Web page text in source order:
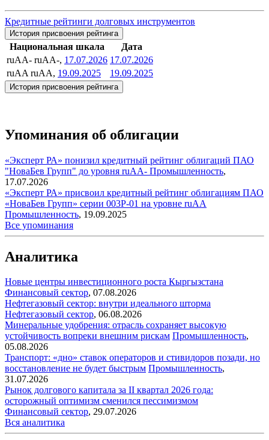
Кредитные рейтинги долговых инструментов
История присвоения рейтинга
Национальная шкала
Дата
ruAA- ruAA-, 17.07.2026 17.07.2026
ruAA ruAA, 19.09.2025 19.09.2025
История присвоения рейтинга
Упоминания об облигации
«Эксперт РА» понизил кредитный рейтинг облигаций ПАО
"НоваБев Групп" до уровня ruAA- Промышленность,
17.07.2026
«Эксперт РА» присвоил кредитный рейтинг облигациям ПАО
«НоваБев Групп» серии 003P-01 на уровне ruAA
Промышленность, 19.09.2025
Все упоминания
Аналитика
Новые центры инвестиционного роста Кыргызстана
Финансовый сектор, 07.08.2026
Нефтегазовый сектор: внутри идеального шторма
Нефтегазовый сектор, 06.08.2026
Минеральные удобрения: отрасль сохраняет высокую
устойчивость вопреки внешним рискам Промышленность,
05.08.2026
Транспорт: «дно» ставок операторов и стивидоров позади, но
восстановление не будет быстрым Промышленность,
31.07.2026
Рынок долгового капитала за II квартал 2026 года:
осторожный оптимизм сменился пессимизмом
Финансовый сектор, 29.07.2026
Вся аналитика